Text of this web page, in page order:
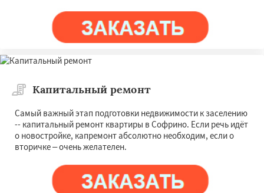
Капитальный ремонт
Самый важный этап подготовки недвижимости к заселению
-- капитальный ремонт квартиры в Софрино. Если речь идёт
о новостройке, капремонт абсолютно необходим, если о
вторичке – очень желателен.